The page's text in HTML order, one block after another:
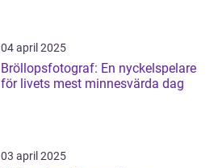
04 april 2025
Bröllopsfotograf: En nyckelspelare
för livets mest minnesvärda dag
03 april 2025